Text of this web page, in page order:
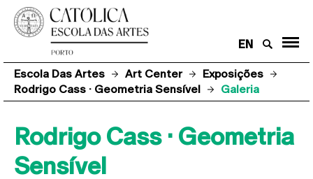
EN
Escola Das Artes Art Center
Exposições
Rodrigo Cass · Geometria Sensível
Galeria
Rodrigo Cass · Geometria
Sensível